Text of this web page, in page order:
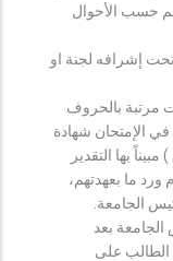
حسب الأحوال
إشرافه لجنة او
مرتبة بالحروف
في الإمتحان شهادة
بها التقدير
ورد ما بعهدتهم،
الجامعة.
بعد
على